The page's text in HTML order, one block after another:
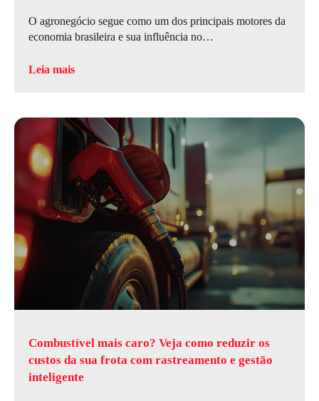
O agronegócio segue como um dos principais motores da
economia brasileira e sua influência no…
Leia mais
Combustível mais caro? Veja como reduzir os
custos da sua frota com rastreamento e gestão
inteligente